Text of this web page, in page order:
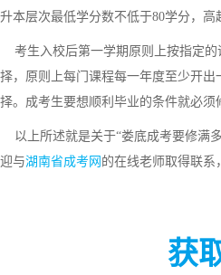
升本层次最低学分数不低于80学分，高
考生入校后第一学期原则上按指定的
择，原则上每门课程每一年度至少开
择。成考生要想顺利毕业的条件就必
以上所述就是关于“娄底成考要修满
迎与湖南省成考网 的在线老师取得联系
获